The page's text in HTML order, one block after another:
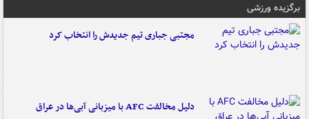
برگزیده ورزشی
مجتبی جباری تیم جدیدش را انتخاب کرد
دلیل مخالفت AFC با میزبانی آبی‌ها در عراق